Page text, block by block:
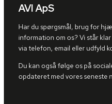
AVI ApS
Har du spørgsmål, brug for
information om os? Vi står
via telefon, email eller udfyld
Du kan også følge os på
opdateret med vores seneste